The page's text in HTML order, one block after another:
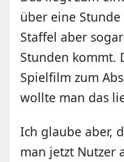
über eine
Staffel aber
Stunden kommt.
Spielfilm zum
wollte man das
Ich glaube aber,
man jetzt Nutzer